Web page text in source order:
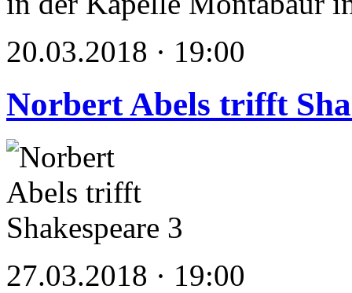
20.03.2018 · 19:00
Norbert Abels trifft
27.03.2018 · 19:00